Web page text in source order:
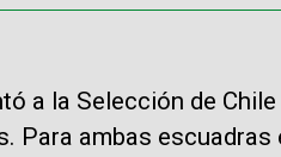
a la Selección de
Para ambas escuadras